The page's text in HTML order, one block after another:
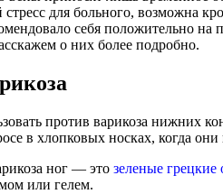
для больного, возможна
себя положительно
о них более подробно.
против варикоза нижних
в хлопковых носках, когда
ног — это зеленые грецкие
или гелем.